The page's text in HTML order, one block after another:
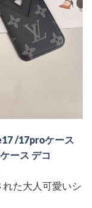
/17proケース
ース デコ
た大人可愛いシ